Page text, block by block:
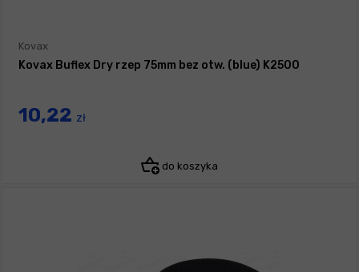
Kovax
Kovax Buflex Dry rzep 75mm bez otw. (blue) K2500
10,22 zł
do koszyka